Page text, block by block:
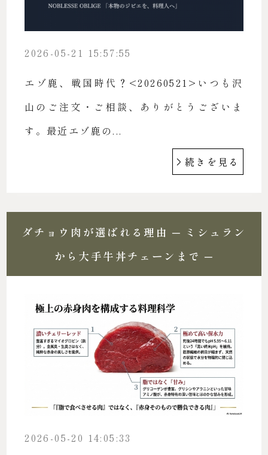
2026-05-21 15:57:55
エゾ鹿、戦国時代？<20260521>いつも沢
山のご注文・ご相談、ありがとうございま
す。最近エゾ鹿の...
続きを見る
ダチョウ肉が選ばれる理由 ─ ミシュラン
から大手牛丼チェーンまで ─
2026-05-20 14:05:33